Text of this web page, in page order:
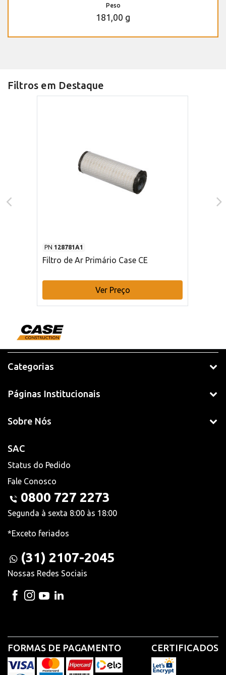
Peso
181,00 g
Filtros em Destaque
PN 128781A1
Filtro de Ar Primário Case CE
Ver Preço
Categorias
Páginas Institucionais
Sobre Nós
SAC
Status do Pedido
Fale Conosco
0800 727 2273
Segunda à sexta 8:00 às 18:00
*Exceto feriados
(31) 2107-2045
Nossas Redes Sociais
FORMAS DE PAGAMENTO CERTIFICADOS